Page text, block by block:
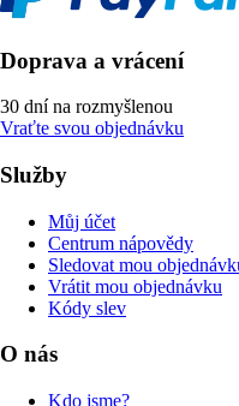
Doprava a vrácení
30 dní na rozmyšlenou
Vraťte svou objednávku
Služby
Můj účet
Centrum nápovědy
Sledovat mou
Vrátit mou objednávku
Kódy slev
O nás
Kdo jsme?